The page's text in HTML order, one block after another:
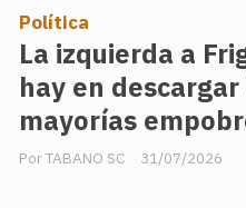
La izquierda a
hay en
mayorías
TABANO SC
Política
31/07/2026